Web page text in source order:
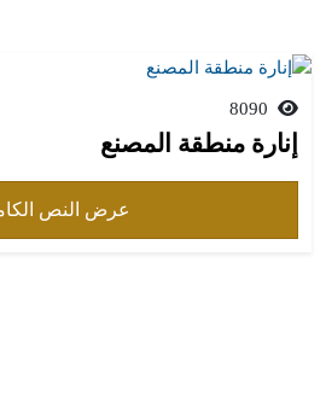
إنارة منطقة المصنع
عرض النص